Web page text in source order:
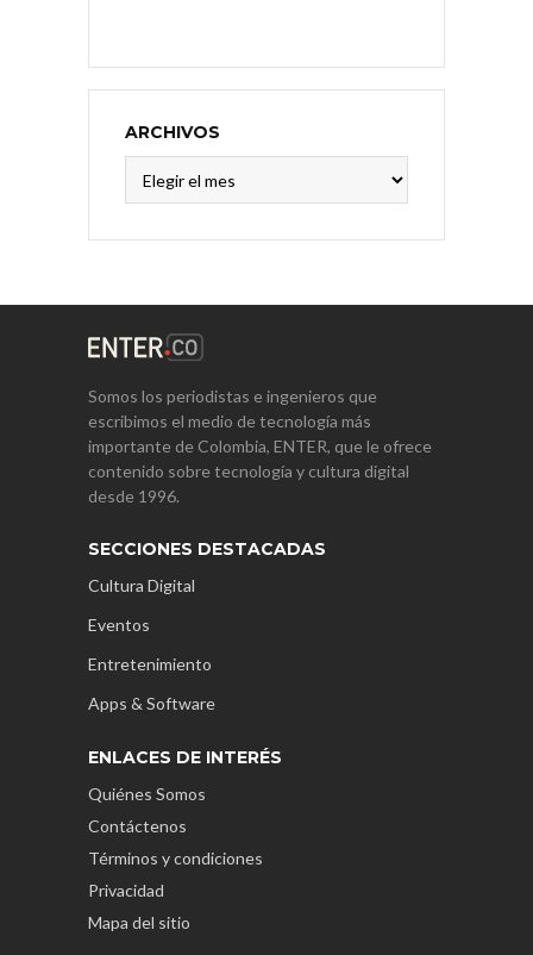
ARCHIVOS
Somos los periodistas e ingenieros que
escribimos el medio de tecnología más
importante de Colombia, ENTER, que le ofrece
contenido sobre tecnología y cultura digital
desde 1996.
SECCIONES DESTACADAS
Cultura Digital
Eventos
Entretenimiento
Apps & Software
ENLACES DE INTERÉS
Quiénes Somos
Contáctenos
Términos y condiciones
Privacidad
Mapa del sitio